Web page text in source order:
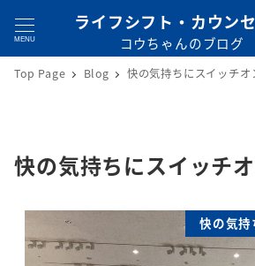
MENU
ライフシフト・カウン
コウちゃんのブログ
Top Page Blog 快の気持ちにスイッチオ
快の気持ちにスイッチ
快の気